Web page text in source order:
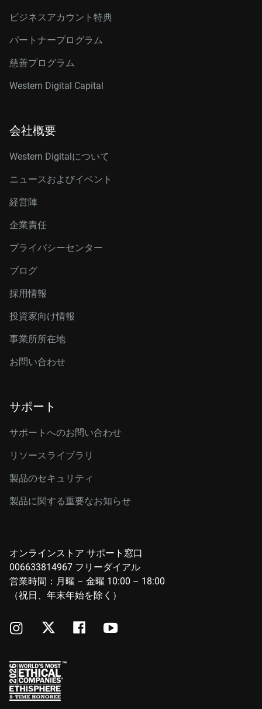
ビジネスアカウント特典
パートナープログラム
慈善プログラム
Western Digital Capital
会社概要
Western Digitalについて
ニュースおよびイベント
経営陣
企業責任
プライバシーセンター
ブログ
採用情報
投資家向け情報
事業所所在地
お問い合わせ
サポート
サポートへのお問い合わせ
リソースライブラリ
製品のセキュリティ
製品に関する重要なお知らせ
オンラインストア サポート窓口
006633814967 フリーダイアル
営業時間：月曜 – 金曜 10:00 – 18:00
（祝日、年末年始を除く）